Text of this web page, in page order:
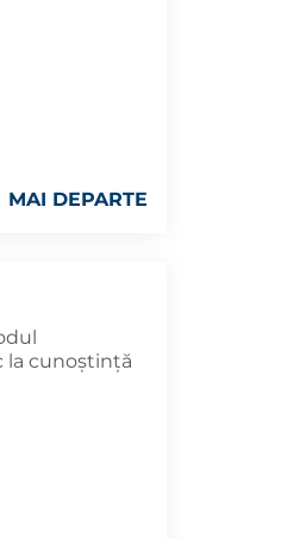
MAI DEPARTE
la cunoştinţă